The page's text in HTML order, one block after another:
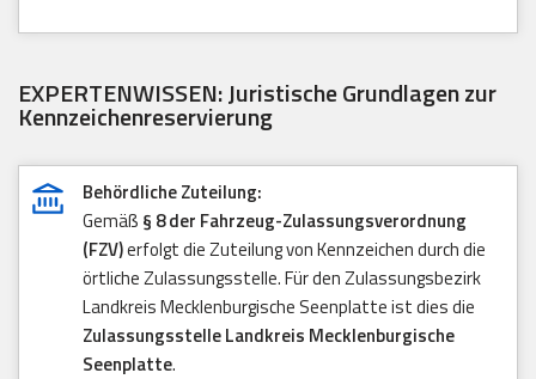
EXPERTENWISSEN: Juristische Grundlagen zur
Kennzeichenreservierung
Behördliche Zuteilung:
Gemäß § 8 der Fahrzeug-Zulassungsverordnung
(FZV)erfolgt die Zuteilung von Kennzeichen durch die
örtliche Zulassungsstelle. Für den Zulassungsbezirk
Landkreis Mecklenburgische Seenplatte ist dies die
Zulassungsstelle Landkreis Mecklenburgische
Seenplatte.